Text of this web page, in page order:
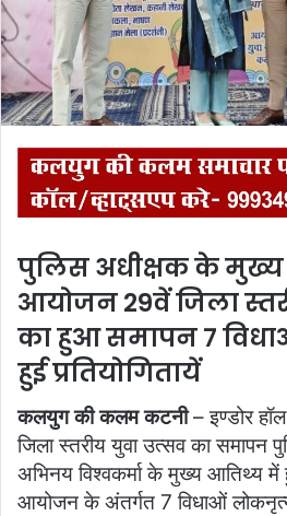
a
i
पुलिस अधीक्षक के
आयोजन 29वें जिला
का हुआ समापन 7
हुई प्रतियोगितायें
कलयुग की कलम कटनी– इण्डोर
जिला स्तरीय युवा उत्सव का समापन
अभिनय विश्‍वकर्मा के मुख्य आतिथ्य
आयोजन के अंतर्गत 7 विधाओं